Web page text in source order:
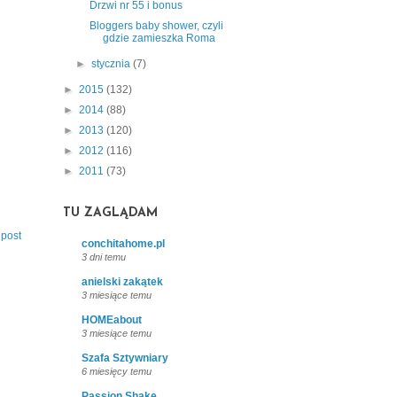
Drzwi nr 55 i bonus
Bloggers baby shower, czyli
gdzie zamieszka Roma
►stycznia(7)
► 2015 (132)
► 2014 (88)
► 2013 (120)
► 2012 (116)
► 2011 (73)
TU ZAGLĄDAM
conchitahome.pl
3 dni temu
anielski zakątek
3 miesiące temu
HOMEabout
3 miesiące temu
Szafa Sztywniary
6 miesięcy temu